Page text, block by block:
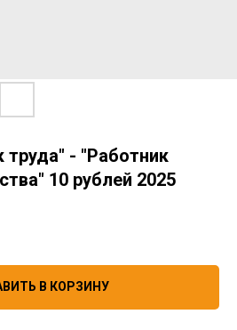
- "Работник
10 рублей 2025
В КОРЗИНУ